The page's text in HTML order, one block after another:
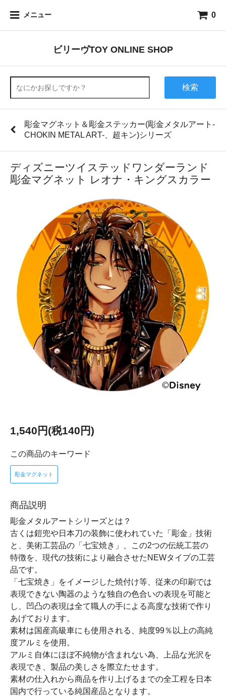
メニュー 0
ビリーヴTOY ONLINE SHOP
検索
彫金マグネット＆彫金ステッカー(彫金メタルアート-
CHOKIN METAL ART-、超キン)シリーズ
ディズニーツイステッドワンダーランド
彫金マグネット レオナ・キングスカラー
1,540円(税140円)
この商品のキーワード
彫金マグネット
商品説明
彫金メタルアートシリーズとは？
古くは鎧兜や日本刀の装飾に使われていた「彫金」技術
と、美術工芸品の「七宝焼き」、この2つの伝統工芸の
特徴を、現代の技術により融合させたNEWタイプの工芸
品です。
「七宝焼き」をイメージした焼付け等、従来の印刷では
表現できない陶器のような独自の色合いの表現を可能と
し、凹凸の表現は全て職人の手による高度な技術で作り
あげております。
素材は国産高級車にも使用される、純度99％以上の高純
度アルミを使用。
アルミ自体にほぼ不純物が含まれない為、上品な光沢を
表現でき、製品の美しさを際立たせます。
素材の仕入れから商品を作り上げるまでの全工程を日本
国内で行っている純国産品となります。